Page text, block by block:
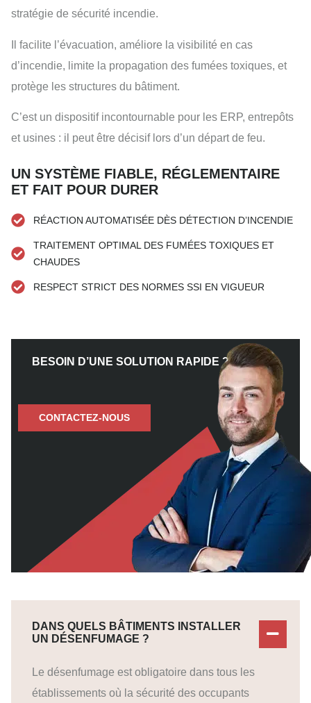
stratégie de sécurité incendie.
Il facilite l’évacuation, améliore la visibilité en cas
d’incendie, limite la propagation des fumées toxiques, et
protège les structures du bâtiment.
C’est un dispositif incontournable pour les ERP, entrepôts
et usines : il peut être décisif lors d’un départ de feu.
UN SYSTÈME FIABLE, RÉGLEMENTAIRE
ET FAIT POUR DURER
RÉACTION AUTOMATISÉE DÈS DÉTECTION D’INCENDIE
TRAITEMENT OPTIMAL DES FUMÉES TOXIQUES ET
CHAUDES
RESPECT STRICT DES NORMES SSI EN VIGUEUR
BESOIN D’UNE SOLUTION RAPIDE ?
CONTACTEZ-NOUS
DANS QUELS BÂTIMENTS INSTALLER
UN DÉSENFUMAGE ?
Le désenfumage est obligatoire dans tous les
établissements où la sécurité des occupants